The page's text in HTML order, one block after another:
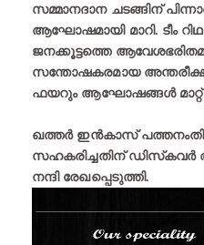
സമ്മാനദാന ചടങ്ങിന്
ആഘോഷമായി മാറി. ടീം
ജനക്കൂട്ടത്തെ
സന്തോഷകരമായ
ഫയറും ആഘോഷങ്ങൾ മാറ്റ്
ഖത്തർ ഇൻകാസ് പത്തനംതിട്ട
സഹകരിച്ചതിന്
നന്ദി രേഖപ്പെടുത്തി.